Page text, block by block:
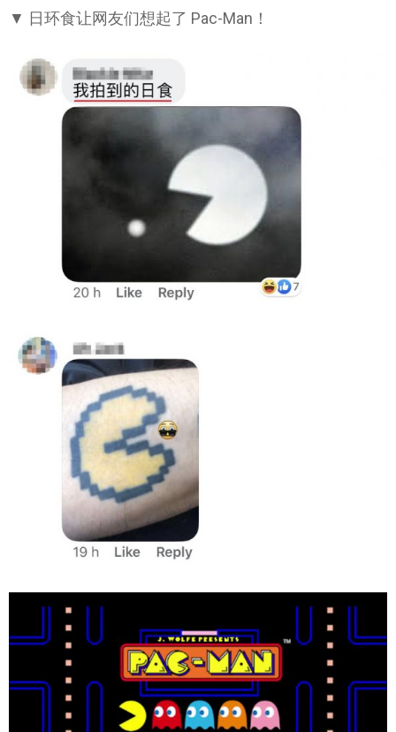
▼ 日环食让网友们想起了 Pac-Man！